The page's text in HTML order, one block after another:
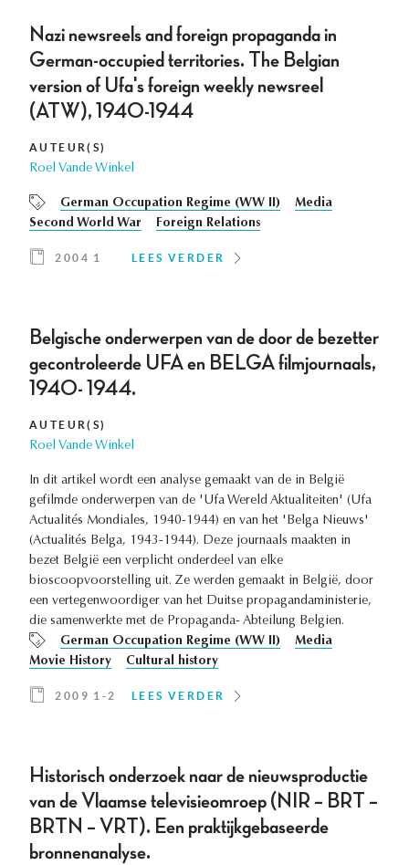
Nazi newsreels and foreign propaganda in
German-occupied territories. The Belgian
version of Ufa's foreign weekly newsreel
(ATW), 1940-1944
AUTEUR(S)
Roel Vande Winkel
German Occupation Regime (WW II)
Media
Second World War
Foreign Relations
2004 1 LEES VERDER
Belgische onderwerpen van de door de bezetter
gecontroleerde UFA en BELGA filmjournaals,
1940- 1944.
AUTEUR(S)
Roel Vande Winkel
In dit artikel wordt een analyse gemaakt van de in België
gefilmde onderwerpen van de 'Ufa Wereld Aktualiteiten' (Ufa
Actualités Mondiales, 1940-1944) en van het 'Belga Nieuws'
(Actualités Belga, 1943-1944). Deze journaals maakten in
bezet België een verplicht onderdeel van elke
bioscoopvoorstelling uit. Ze werden gemaakt in België, door
een vertegenwoordiger van het Duitse propagandaministerie,
die samenwerkte met de Propaganda- Abteilung Belgien.
German Occupation Regime (WW II)
Media
Movie History
Cultural history
2009 1-2 LEES VERDER
Historisch onderzoek naar de nieuwsproductie
van de Vlaamse televisieomroep (NIR – BRT –
BRTN – VRT). Een praktijkgebaseerde
bronnenanalyse.